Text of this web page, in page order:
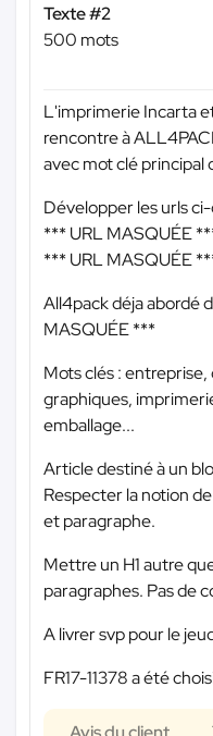
Texte #2
500 mots
L'imprimerie Incarta
rencontre à
avec mot clé principal
Développer les urls
*** URL MASQUÉE
*** URL MASQUÉE
All4pack déja abordé
MASQUÉE ***
Mots clés :
graphiques,
emballage...
Article destiné à un
Respecter la notion
et paragraphe.
Mettre un H1 autre
paragraphes. Pas de
A livrer svp pour le
FR17-11378 a été